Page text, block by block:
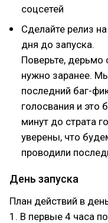
соцсетей
Сделайте релиз
дня до запуска.
Поверьте, дерьмо
нужно заранее.
последний баг-
голосвания и это
минут до страта
уверены, что
проводили
День запуска
План действий в
1. В первые 4 часа